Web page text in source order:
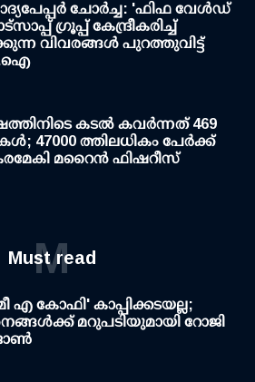
ചോര്‍ച്ച: 'ഫിഫ വേള്‍ഡ്
ഗ്രൂപ്പ് കേന്ദ്രീകരിച്ച്
വിവരങ്ങള്‍ പുറത്തുവിട്ട്
കടല്‍ കവര്‍ന്നത് 469
47000 ത്തിലധികം പേര്‍ക്ക്
മറൈന്‍ ഫിഷറീസ്
Must read
M
എ കോഫി' കാപ്പിക്കടയല്ല;
മറുപടിയുമായി റോജി